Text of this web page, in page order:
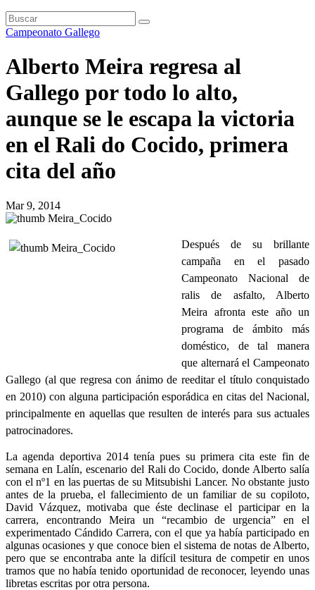
Campeonato Gallego
Alberto Meira regresa al
Gallego por todo lo alto,
aunque se le escapa la victoria
en el Rali do Cocido, primera
cita del año
Mar 9, 2014
Después de su brillante
campaña en el pasado
Campeonato Nacional de
ralis de asfalto, Alberto
Meira afronta este año un
programa de ámbito más
doméstico, de tal manera
que alternará el Campeonato
Gallego (al que regresa con ánimo de reeditar el título conquistado
en 2010) con alguna participación esporádica en citas del Nacional,
principalmente en aquellas que resulten de interés para sus actuales
patrocinadores.
La agenda deportiva 2014 tenía pues su primera cita este fin de
semana en Lalín, escenario del Rali do Cocido, donde Alberto salía
con el nº1 en las puertas de su Mitsubishi Lancer. No obstante justo
antes de la prueba, el fallecimiento de un familiar de su copiloto,
David Vázquez, motivaba que éste declinase el participar en la
carrera, encontrando Meira un “recambio de urgencia” en el
experimentado Cándido Carrera, con el que ya había participado en
algunas ocasiones y que conoce bien el sistema de notas de Alberto,
pero que se encontraba ante la difícil tesitura de competir en unos
tramos que no había tenido oportunidad de reconocer, leyendo unas
libretas escritas por otra persona.